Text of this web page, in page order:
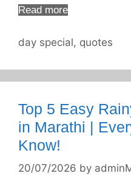
Read more
Categories
day special, quotes
Top 5 Easy
in Marathi |
Know!
20/07/2026 by